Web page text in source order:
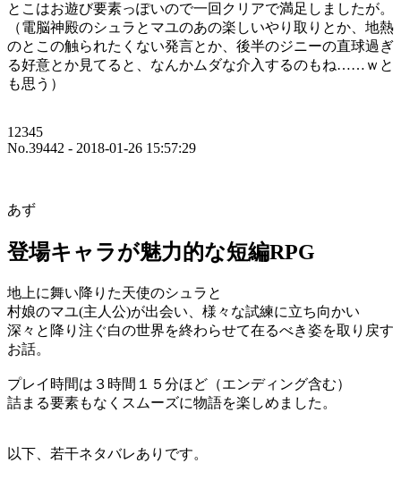
とこはお遊び要素っぽいので一回クリアで満足しましたが。
（電脳神殿のシュラとマユのあの楽しいやり取りとか、地熱
のとこの触られたくない発言とか、後半のジニーの直球過ぎ
る好意とか見てると、なんかムダな介入するのもね……ｗと
も思う）
12345
No.39442 - 2018-01-26 15:57:29
あず
登場キャラが魅力的な短編RPG
地上に舞い降りた天使のシュラと
村娘のマユ(主人公)が出会い、様々な試練に立ち向かい
深々と降り注ぐ白の世界を終わらせて在るべき姿を取り戻す
お話。
プレイ時間は３時間１５分ほど（エンディング含む）
詰まる要素もなくスムーズに物語を楽しめました。
以下、若干ネタバレありです。